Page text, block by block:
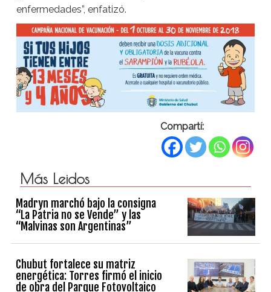
enfermedades”, enfatizó.
Compartí:
Más Leidos
Madryn marchó bajo la consigna
“La Patria no se Vende” y las
“Malvinas son Argentinas”
Chubut fortalece su matriz
energética: Torres firmó el inicio
de obra del Parque Fotovoltaico